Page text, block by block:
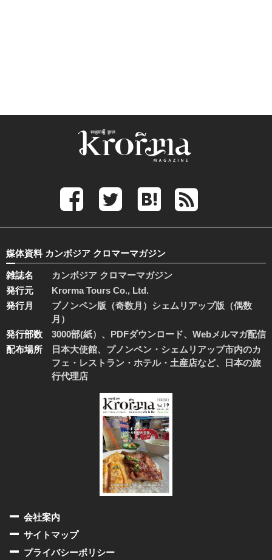
媒体資料 カンボジア クロマーマガジン
雑誌名
カンボジア クロマーマガジン
発行元
Krorma Tours Co., Ltd.
発行月
プノンペン版（奇数月）シェムリアップ版（偶数
月）
発行部数
3000部(紙）、PDFダウンロード、Webメルマガ配信
配布場所
日本大使館、プノンペン・シェムリアップ市内のカ
フェ・レストラン・ホテル・土産店など、日本の旅
行代理店
会社案内
サイトマップ
プライバシーポリシー